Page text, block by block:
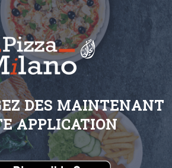
DES MAINTENANT
APPLICATION